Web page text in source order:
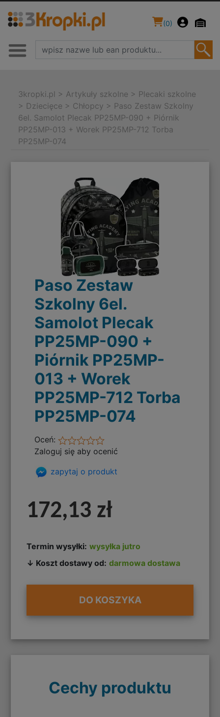
(0)
3kropki.pl > Artykuły szkolne > Plecaki szkolne
> Dziecięce > Chłopcy > Paso Zestaw Szkolny
6el. Samolot Plecak PP25MP-090 + Piórnik
PP25MP-013 + Worek PP25MP-712 Torba
PP25MP-074
Paso Zestaw
Szkolny 6el.
Samolot Plecak
PP25MP-090 +
Piórnik PP25MP-
013 + Worek
PP25MP-712 Torba
PP25MP-074
Oceń:
Zaloguj się aby ocenić
zapytaj o produkt
172,13 zł
Termin wysyłki: wysyłka jutro
↓ Koszt dostawy od: darmowa dostawa
DO KOSZYKA
Cechy produktu